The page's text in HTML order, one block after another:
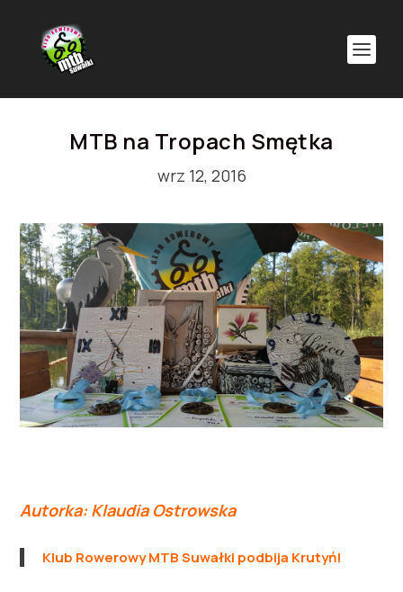
MTB na Tropach Smętka
wrz 12, 2016
Autorka: Klaudia Ostrowska
Klub Rowerowy MTB Suwałki podbija Krutyń!